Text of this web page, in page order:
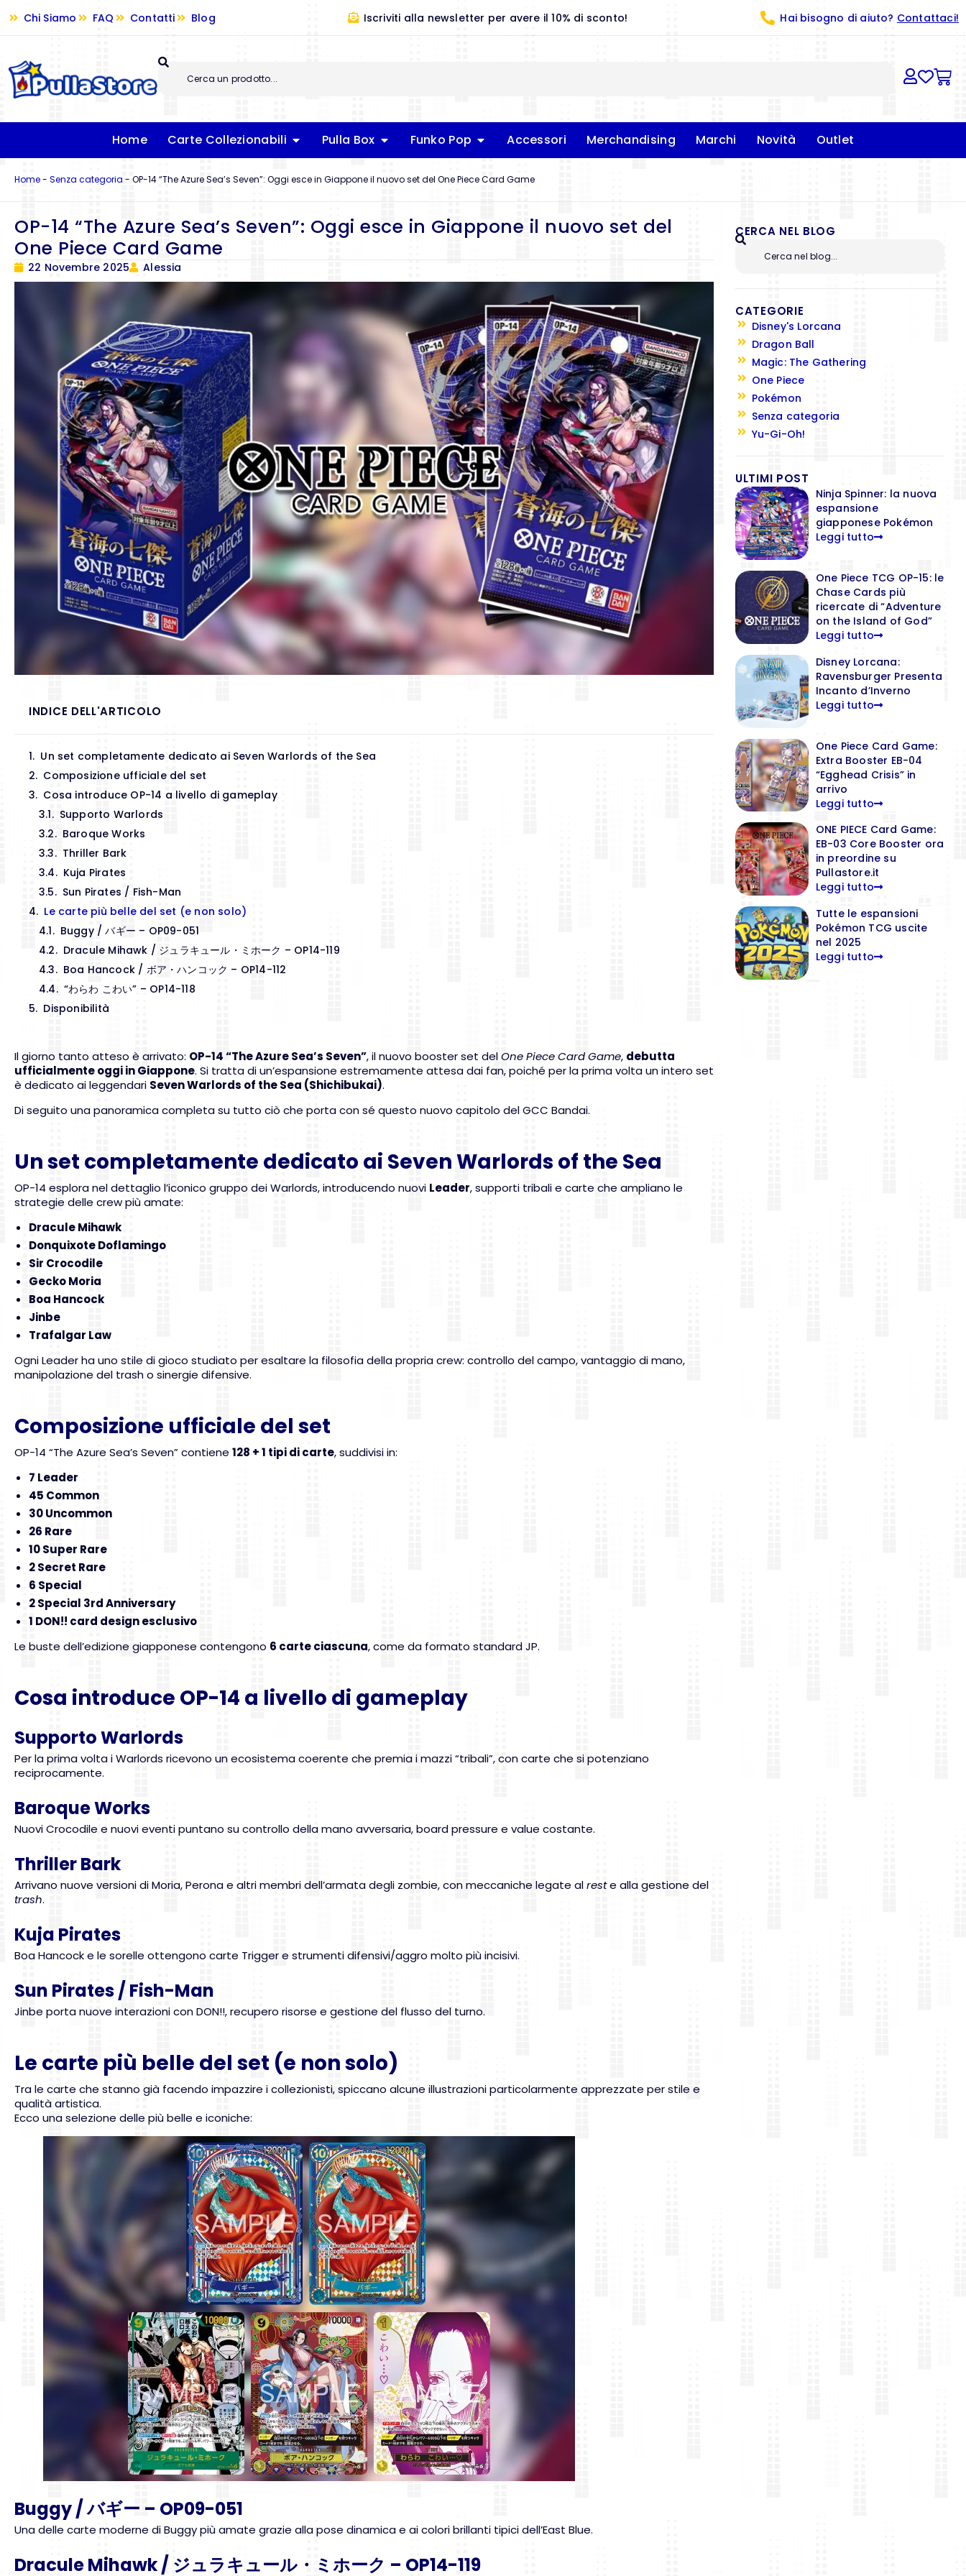
Chi Siamo FAQ Contatti Blog Iscriviti alla newsletter per avere il 10% di sconto! Hai bisogno di aiuto? Contattaci!
Home Carte Collezionabili Pulla Box Funko Pop Accessori Merchandising Marchi Novità Outlet
Home- Senza categoria - OP-14 “The Azure Sea’s Seven”: Oggi esce in Giappone il nuovo set del One Piece Card Game
OP-14 “The Azure Sea’s Seven”: Oggi esce in Giappone il nuovo set del
One Piece Card Game
22 Novembre 2025 Alessia
INDICE DELL'ARTICOLO
Un set completamente dedicato ai Seven Warlords of the Sea
Composizione ufficiale del set
Cosa introduce OP-14 a livello di gameplay
Supporto Warlords
Baroque Works
Thriller Bark
Kuja Pirates
Sun Pirates / Fish-Man
Le carte più belle del set (e non solo)
Buggy / バギー – OP09-051
Dracule Mihawk / ジュラキュール・ミホーク – OP14-119
Boa Hancock / ボア・ハンコック – OP14-112
“わらわ こわい” – OP14-118
Disponibilità
Il giorno tanto atteso è arrivato: OP-14 “The Azure Sea’s Seven”, il nuovo booster set delOne Piece Card Game, debutta
ufficialmente oggi in Giappone. Si tratta di un’espansione estremamente attesa dai fan, poiché per la prima volta un intero set
è dedicato ai leggendari Seven Warlords of the Sea (Shichibukai).
Di seguito una panoramica completa su tutto ciò che porta con sé questo nuovo capitolo del GCC Bandai.
Un set completamente dedicato ai Seven Warlords of the Sea
OP-14 esplora nel dettaglio l’iconico gruppo dei Warlords, introducendo nuovi Leader, supporti tribali e carte che ampliano le
strategie delle crew più amate:
Dracule Mihawk
Donquixote Doflamingo
Sir Crocodile
Gecko Moria
Boa Hancock
Jinbe
Trafalgar Law
Ogni Leader ha uno stile di gioco studiato per esaltare la filosofia della propria crew: controllo del campo, vantaggio di mano,
manipolazione del trash o sinergie difensive.
Composizione ufficiale del set
OP-14 “The Azure Sea’s Seven” contiene 128 + 1 tipi di carte, suddivisi in:
7 Leader
45 Common
30 Uncommon
26 Rare
10 Super Rare
2 Secret Rare
6 Special
2 Special 3rd Anniversary
1 DON!! card design esclusivo
Le buste dell’edizione giapponese contengono 6 carte ciascuna, come da formato standard JP.
Cosa introduce OP-14 a livello di gameplay
Supporto Warlords
Per la prima volta i Warlords ricevono un ecosistema coerente che premia i mazzi “tribali”, con carte che si potenziano
reciprocamente.
Baroque Works
Nuovi Crocodile e nuovi eventi puntano su controllo della mano avversaria, board pressure e value costante.
Thriller Bark
Arrivano nuove versioni di Moria, Perona e altri membri dell’armata degli zombie, con meccaniche legate alreste alla gestione del
trash.
Kuja Pirates
Boa Hancock e le sorelle ottengono carte Trigger e strumenti difensivi/aggro molto più incisivi.
Sun Pirates / Fish-Man
Jinbe porta nuove interazioni con DON!!, recupero risorse e gestione del flusso del turno.
Le carte più belle del set (e non solo)
Tra le carte che stanno già facendo impazzire i collezionisti, spiccano alcune illustrazioni particolarmente apprezzate per stile e
qualità artistica.
Ecco una selezione delle più belle e iconiche:
Buggy / バギー – OP09-051
Una delle carte moderne di Buggy più amate grazie alla pose dinamica e ai colori brillanti tipici dell’East Blue.
Dracule Mihawk / ジュラキュール・ミホーク – OP14-119
CERCA NEL BLOG
CATEGORIE
Disney's Lorcana
Dragon Ball
Magic: The Gathering
One Piece
Pokémon
Senza categoria
Yu-Gi-Oh!
ULTIMI POST
Ninja Spinner: la nuova
espansione
giapponese Pokémon
Leggi tutto
One Piece TCG OP-15: le
Chase Cards più
ricercate di “Adventure
on the Island of God”
Leggi tutto
Disney Lorcana:
Ravensburger Presenta
Incanto d’Inverno
Leggi tutto
One Piece Card Game:
Extra Booster EB-04
“Egghead Crisis” in
arrivo
Leggi tutto
ONE PIECE Card Game:
EB-03 Core Booster ora
in preordine su
Pullastore.it
Leggi tutto
Tutte le espansioni
Pokémon TCG uscite
nel 2025
Leggi tutto